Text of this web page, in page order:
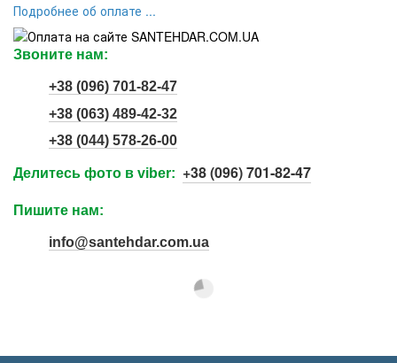
Подробнее об оплате ...
Звоните нам:
+38 (096) 701-82-47
+38 (063) 489-42-32
+38 (044) 578-26-00
Делитесь фото в viber: +38 (096) 701-82-47
Пишите нам:
info@santehdar.com.ua